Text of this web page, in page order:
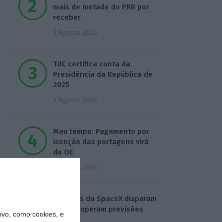
como cookies, e
mais de metade do PRR por
receber
3 Agosto 2026
TdC certifica conta da
Presidência da República de
2025
3 Agosto 2026
Mau tempo: Pagamento por
isenção das portagens virá
do OE
4 Agosto 2026
Receitas da SpaceX disparam
92% e superam previsões